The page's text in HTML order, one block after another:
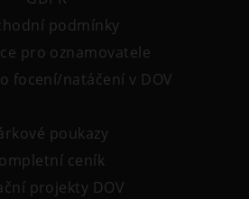
podmínky
pro oznamovatele
focení/natáčení v DOV
poukazy
ceník
projekty DOV